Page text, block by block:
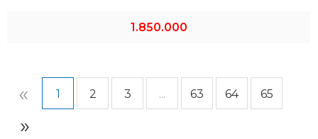
1.850.000
« 1 2 3 ... 63 64 65
»